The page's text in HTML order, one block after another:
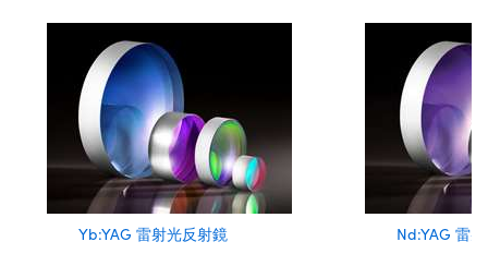
Yb:YAG 雷射光反射鏡 Nd:YAG 雷